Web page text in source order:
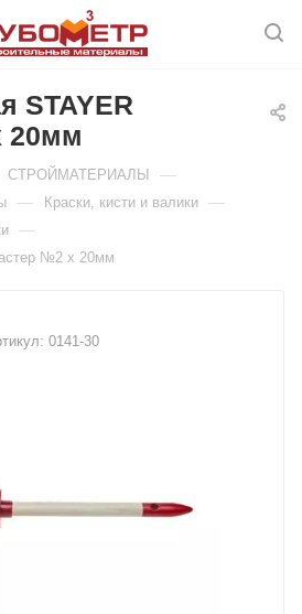
STAYER
20мм
СТРОЙМАТЕРИАЛЫ —
— Краски, кисти и валики —
—
№2 х 20мм
0141-30